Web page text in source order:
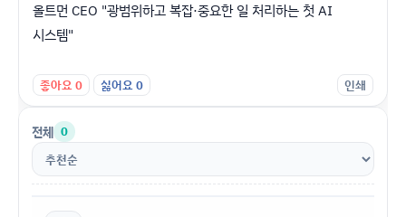
올트먼 CEO "광범위하고 복잡·중요한 일 처리하는 첫 AI
시스템"
좋아요0 싫어요0 인쇄
전체 0